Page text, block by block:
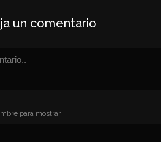
un comentario
para mostrar